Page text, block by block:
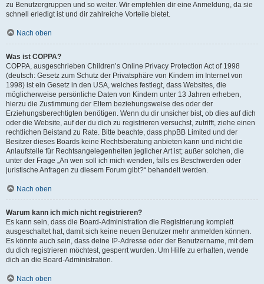
zu Benutzergruppen und so weiter. Wir empfehlen dir eine Anmeldung, da sie
schnell erledigt ist und dir zahlreiche Vorteile bietet.
Nach oben
Was ist COPPA?
COPPA, ausgeschrieben Children’s Online Privacy Protection Act of 1998
(deutsch: Gesetz zum Schutz der Privatsphäre von Kindern im Internet von
1998) ist ein Gesetz in den USA, welches festlegt, dass Websites, die
möglicherweise persönliche Daten von Kindern unter 13 Jahren erheben,
hierzu die Zustimmung der Eltern beziehungsweise des oder der
Erziehungsberechtigten benötigen. Wenn du dir unsicher bist, ob dies auf dich
oder die Website, auf der du dich zu registrieren versuchst, zutrifft, ziehe einen
rechtlichen Beistand zu Rate. Bitte beachte, dass phpBB Limited und der
Besitzer dieses Boards keine Rechtsberatung anbieten kann und nicht die
Anlaufstelle für Rechtsangelegenheiten jeglicher Art ist; außer solchen, die
unter der Frage „An wen soll ich mich wenden, falls es Beschwerden oder
juristische Anfragen zu diesem Forum gibt?“ behandelt werden.
Nach oben
Warum kann ich mich nicht registrieren?
Es kann sein, dass die Board-Administration die Registrierung komplett
ausgeschaltet hat, damit sich keine neuen Benutzer mehr anmelden können.
Es könnte auch sein, dass deine IP-Adresse oder der Benutzername, mit dem
du dich registrieren möchtest, gesperrt wurden. Um Hilfe zu erhalten, wende
dich an die Board-Administration.
Nach oben